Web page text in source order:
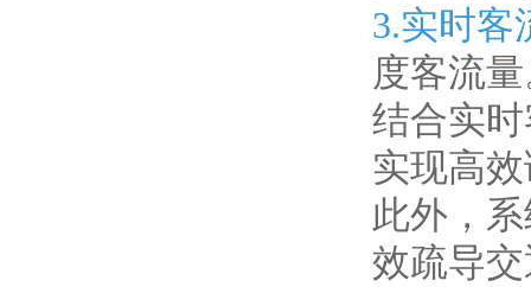
3.实时客
度客流
结合实
实现高
此外，
效疏导